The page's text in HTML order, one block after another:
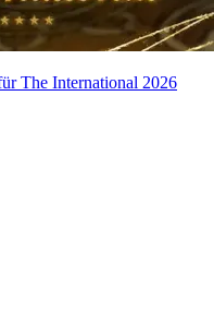
The International 2026